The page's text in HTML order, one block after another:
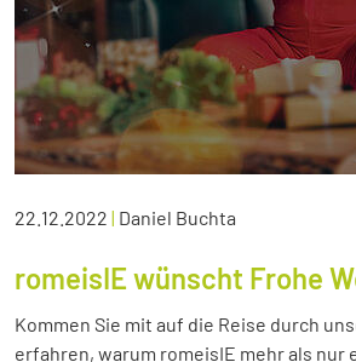
22.12.2022 | Daniel Buchta
romeisIE wünscht Frohe
Kommen Sie mit auf die Reise durch
erfahren, warum romeisIE mehr als nur